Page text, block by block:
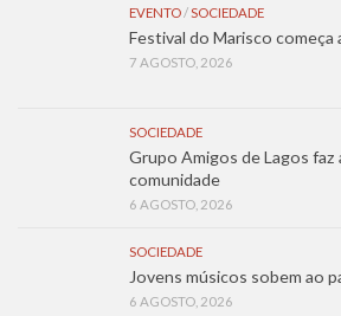
EVENTO/SOCIEDADE
Festival do Marisco começa
7 AGOSTO, 2026
SOCIEDADE
Grupo Amigos de Lagos faz
comunidade
6 AGOSTO, 2026
SOCIEDADE
Jovens músicos sobem ao
6 AGOSTO, 2026